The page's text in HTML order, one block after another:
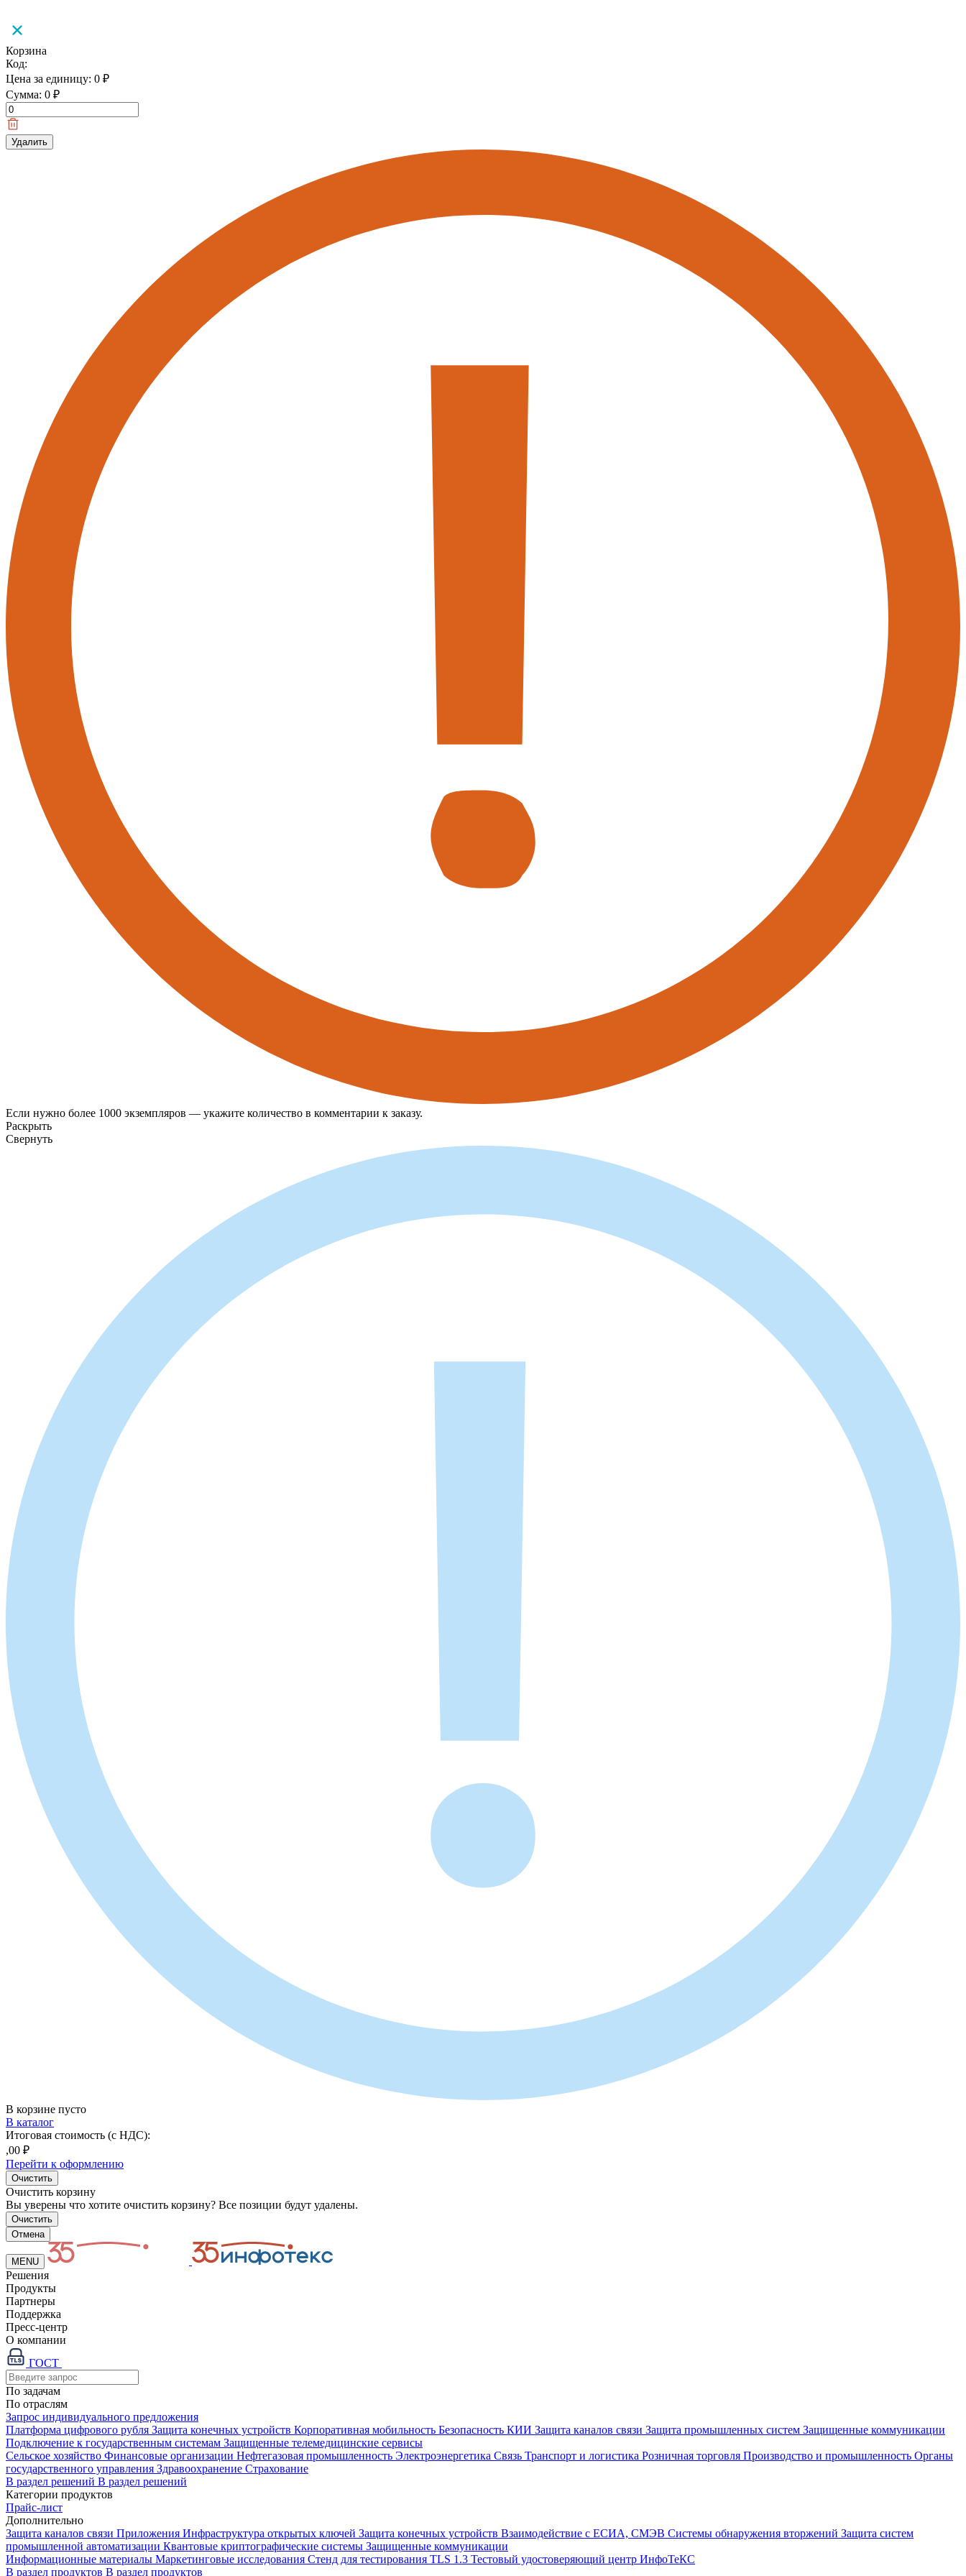
Корзина
Код:
Цена за единицу: 0 ₽
Сумма: 0 ₽
Удалить
Если нужно более 1000 экземпляров — укажите количество в комментарии к заказу.
Раскрыть
Свернуть
В корзине пусто
В каталог
Итоговая стоимость (с НДС):
,00 ₽
Перейти к оформлению
Очистить
Очистить корзину
Вы уверены что хотите очистить корзину? Все позиции будут удалены.
Очистить
Отмена
MENU
Решения
Продукты
Партнеры
Поддержка
Пресс-центр
О компании
ГОСТ
По задачам
По отраслям
Запрос индивидуального предложения
Платформа цифрового рубля Защита конечных устройств Корпоративная мобильность Безопасность КИИ Защита каналов связи Защита промышленных систем Защищенные коммуникации
Подключение к государственным системам Защищенные телемедицинские сервисы
Сельское хозяйство Финансовые организации Нефтегазовая промышленность Электроэнергетика Связь Транспорт и логистика Розничная торговля Производство и промышленность Органы
государственного управления Здравоохранение Страхование
В раздел решений В раздел решений
Категории продуктов
Прайс-лист
Дополнительно
Защита каналов связи Приложения Инфраструктура открытых ключей Защита конечных устройств Взаимодействие с ЕСИА, СМЭВ Системы обнаружения вторжений Защита систем
промышленной автоматизации Квантовые криптографические системы Защищенные коммуникации
Информационные материалы Маркетинговые исследования Стенд для тестирования TLS 1.3 Тестовый удостоверяющий центр ИнфоТеКС
В раздел продуктов В раздел продуктов